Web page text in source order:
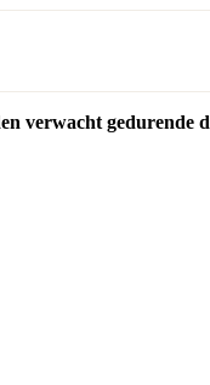
verwacht gedurende